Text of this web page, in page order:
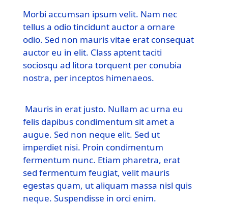
Morbi accumsan ipsum velit. Nam nec
tellus a odio tincidunt auctor a ornare
odio. Sed non mauris vitae erat consequat
auctor eu in elit. Class aptent taciti
sociosqu ad litora torquent per conubia
nostra, per inceptos himenaeos.
Mauris in erat justo. Nullam ac urna eu
felis dapibus condimentum sit amet a
augue. Sed non neque elit. Sed ut
imperdiet nisi. Proin condimentum
fermentum nunc. Etiam pharetra, erat
sed fermentum feugiat, velit mauris
egestas quam, ut aliquam massa nisl quis
neque. Suspendisse in orci enim.